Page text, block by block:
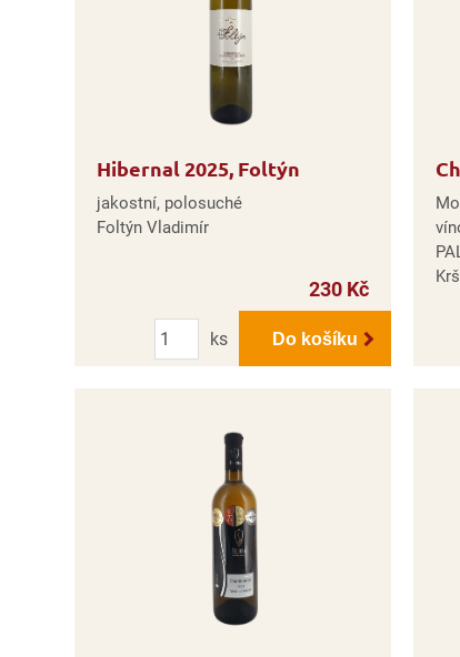
Hibernal 2025, Foltýn
jakostní, polosuché
Foltýn Vladimír
230 Kč
Počet
ks
Do košíku